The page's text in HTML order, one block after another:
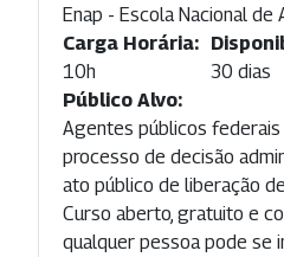
Enap - Escola Nacional de
Carga Horária:
10h
30 dias
Público Alvo:
Agentes públicos
processo de decisão
ato público de liberação
Curso aberto, gratuito e
qualquer pessoa pode se